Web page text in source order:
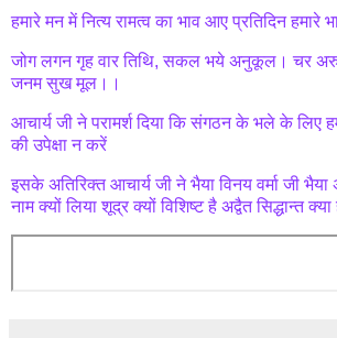
हमारे मन में नित्य रामत्व का भाव आए प्रतिदिन हमारे
जोग लगन गृह वार तिथि, सकल भये अनुकूल। चर अरु
जनम सुख मूल।।
आचार्य जी ने परामर्श दिया कि संगठन के भले के लिए
की उपेक्षा न करें
इसके अतिरिक्त आचार्य जी ने भैया विनय वर्मा जी भैया
नाम क्यों लिया शूद्र क्यों विशिष्ट है अद्वैत सिद्धान्त